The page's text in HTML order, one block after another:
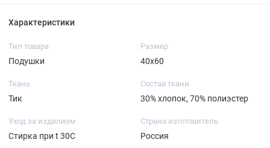
Характеристики
Тип товара
Подушки
Размер
40х60
Ткань
Тик
Состав ткани
30% хлопок, 70% полиэстер
Уход за изделием
Стирка при t 30C
Страна изготовитель
Россия